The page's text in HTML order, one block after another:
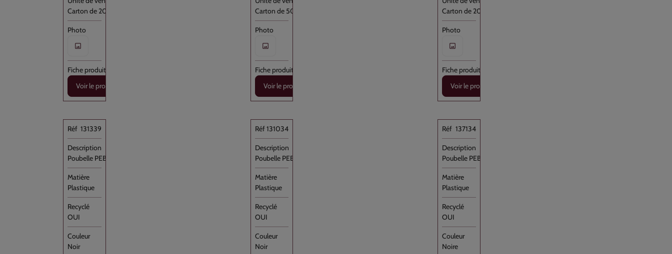
Carton de 200
Voir le produit
Carton de 500
Voir le produit
Carton de 200
Voir le produit
131339
Poubelle PEBD Noir 130L /8 Rouleau //100
Plastique
OUI
Noir
131034
Poubelle PEBD Noir 100L Rouleau //200
Plastique
OUI
Noir
137134
Poubelle PEBD Noir 130L Eco Star //100
Plastique
OUI
Noire